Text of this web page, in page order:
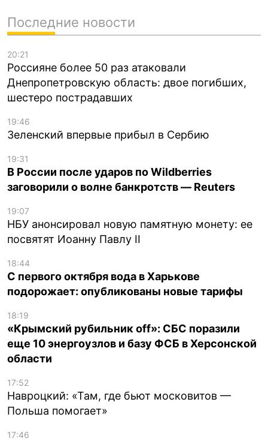
Последние новости
20:21
Россияне более 50 раз атаковали
Днепропетровскую область: двое погибших,
шестеро пострадавших
19:46
Зеленский впервые прибыл в Сербию
19:31
В России после ударов по Wildberries
заговорили о волне банкротств — Reuters
19:07
НБУ анонсировал новую памятную монету: ее
посвятят Иоанну Павлу II
18:44
С первого октября вода в Харькове
подорожает: опубликованы новые тарифы
18:19
«Крымский рубильник off»: СБС поразили
еще 10 энергоузлов и базу ФСБ в Херсонской
области
17:52
Навроцкий: «Там, где бьют московитов —
Польша помогает»
17:46